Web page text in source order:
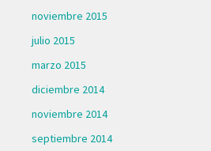
noviembre 2015
julio 2015
marzo 2015
diciembre 2014
noviembre 2014
septiembre 2014